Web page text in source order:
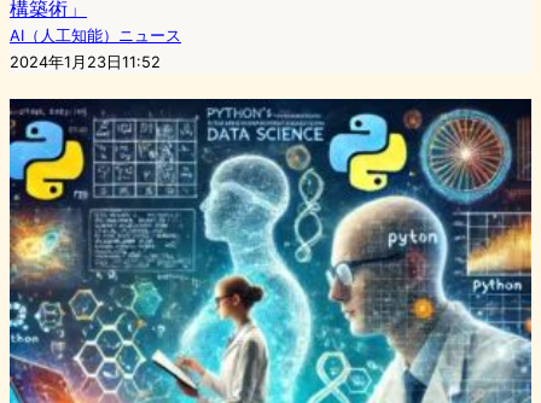
構築術」
AI（人工知能）ニュース
2024年1月23日11:52